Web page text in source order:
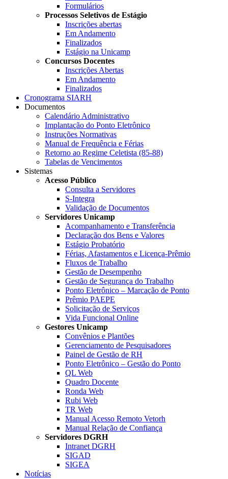
Formulários
Processos Seletivos de Estágio
Inscrições abertas
Em Andamento
Finalizados
Estágio na Unicamp
Concursos Docentes
Inscrições Abertas
Em Andamento
Finalizados
Cronograma SIARH
Documentos
Calendário Administrativo
Implantação do Ponto Eletrônico
Instruções Normativas
Manual de Frequência e Férias
Retorno ao Regime Celetista (85-88)
Tabelas de Vencimentos
Sistemas
Acesso Público
Consulta a Servidores
S-Integra
Validação de Documentos
Servidores Unicamp
Acompanhamento e Transferência
Declaração dos Bens e Valores
Estágio Probatório
Férias, Afastamentos e Licença-Prêmio
Fluxos de Trabalho
Gestão de Desempenho
Gestão de Segurança do Trabalho
Ponto Eletrônico – Marcação de Ponto
Prêmio PAEPE
Solicitação de Serviços
Vida Funcional Online
Gestores Unicamp
Convênios e Plantões
Gerenciamento de Pesquisadores
Painel de Gestão de RH
Ponto Eletrônico – Gestão do Ponto
QL Web
Quadro Docente
Ronda Web
Rubi Web
TR Web
Manual Acesso Remoto Vetorh
Manual Relação de Confiança
Servidores DGRH
Intranet DGRH
SIGAD
SIGEA
Notícias